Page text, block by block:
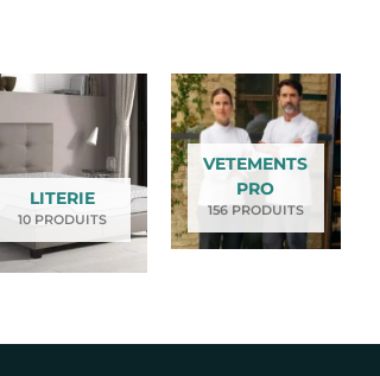
LITERIE
10 PRODUITS
VETEMENTS
PRO
156 PRODUITS